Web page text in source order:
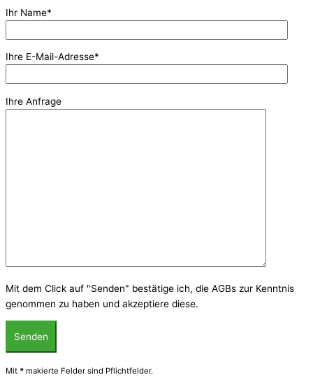
Ihr Name*
Ihre E-Mail-Adresse*
Ihre Anfrage
Mit dem Click auf "Senden" bestätige ich, die AGBs zur Kenntnis
genommen zu haben und akzeptiere diese.
Mit * makierte Felder sind Pflichtfelder.